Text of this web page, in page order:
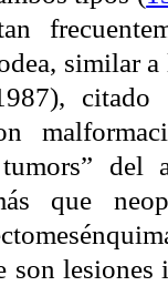
similar
del
que
son lesiones